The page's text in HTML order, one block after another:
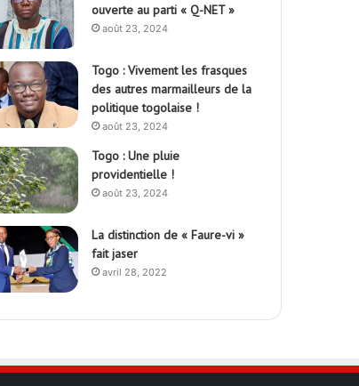
ouverte au parti « Q-NET »
août 23, 2024
Togo : Vivement les frasques
des autres marmailleurs de la
politique togolaise !
août 23, 2024
Togo : Une pluie
providentielle !
août 23, 2024
La distinction de « Faure-vi »
fait jaser
avril 28, 2022